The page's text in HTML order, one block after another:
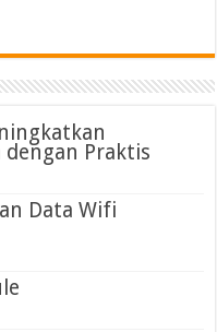
Praktis
Data Wifi